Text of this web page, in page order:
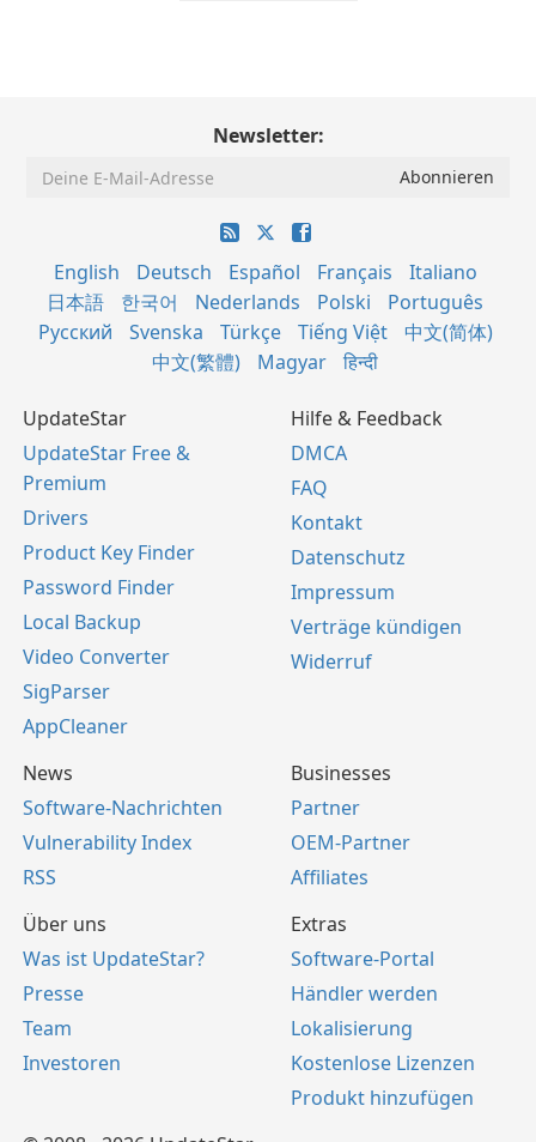
Newsletter:
English Deutsch Español Français
Italiano
日本語
한국어 Nederlands Polski
Português
Русский
Svenska Türkçe Tiếng Việt
中文(简体)
中文(繁體)
Magyar हिन्दी
UpdateStar
UpdateStar Free &
Premium
Drivers
Product Key Finder
Password Finder
Local Backup
Video Converter
SigParser
AppCleaner
Hilfe & Feedback
DMCA
FAQ
Kontakt
Datenschutz
Impressum
Verträge kündigen
Widerruf
News
Software-Nachrichten
Vulnerability Index
RSS
Businesses
Partner
OEM-Partner
Affiliates
Über uns
Was ist UpdateStar?
Presse
Team
Investoren
Extras
Software-Portal
Händler werden
Lokalisierung
Kostenlose Lizenzen
Produkt hinzufügen